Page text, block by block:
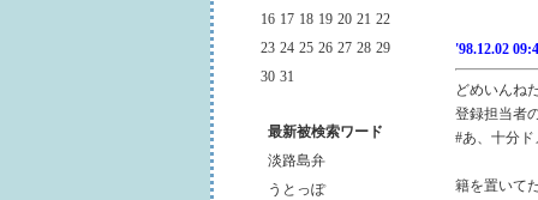
16 17 18 19 20 21 22
23 24 25 26 27 28 29
30 31
最新被検索ワード
淡路島弁
うとっぽ
'98.12.02
どめいんね
登録担当者
#あ、十分
籍を置いて